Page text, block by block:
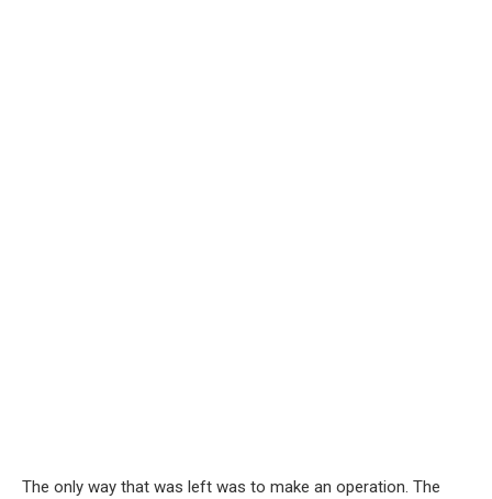
The only way that was left was to make an operation. The